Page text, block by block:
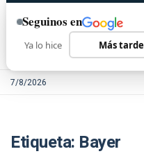
7/8/2026
Etiqueta: Bayer
Seguinos en
Ya lo hice Más tarde